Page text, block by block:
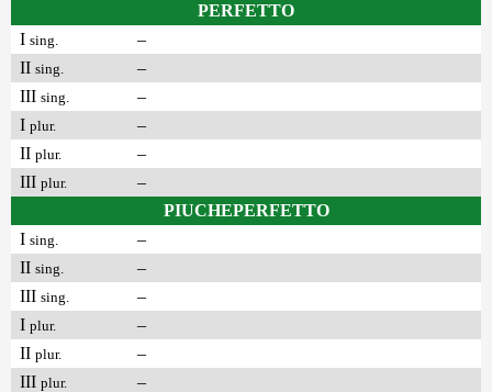
PERFETTO
I sing.
–
II sing.
–
III sing.
–
I plur.
–
II plur.
–
III plur.
–
PIUCHEPERFETTO
I sing.
–
II sing.
–
III sing.
–
I plur.
–
II plur.
–
III plur.
–